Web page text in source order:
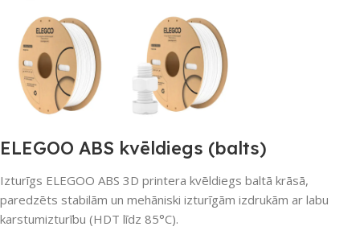
ELEGOO ABS kvēldiegs (balts)
Izturīgs ELEGOO ABS 3D printera kvēldiegs baltā krāsā,
paredzēts stabilām un mehāniski izturīgām izdrukām ar labu
karstumizturību (HDT līdz 85°C).